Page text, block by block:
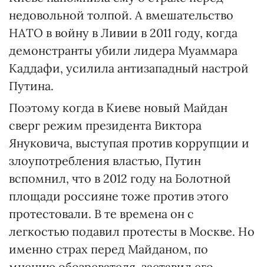
недовольной толпой. А вмешательство
НАТО в войну в Ливии в 2011 году, когда
демонстранты убили лидера Муаммара
Каддафи, усилила антизападный настрой
Путина.
Поэтому когда в Киеве новый Майдан
сверг режим президента Виктора
Януковича, выступая против коррупции и
злоупотребления властью, Путин
вспомнил, что в 2012 году на Болотной
площади россияне тоже против этого
протестовали. В те времена он с
легкостью подавил протесты в Москве. Но
именно страх перед Майданом, по